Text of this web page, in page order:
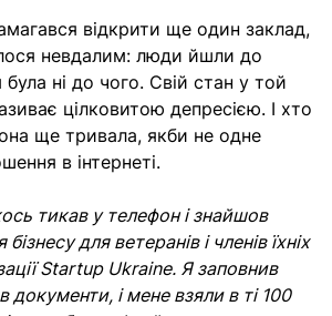
відкрити ще один заклад,
невдалим: люди йшли до
була ні до чого. Свій стан у той
цілковитою депресією. І хто
ще тривала, якби не одне
в інтернеті.
тикав у телефон і знайшов
для ветеранів і членів їхніх
Startup Ukraine. Я заповнив
документи, і мене взяли в ті 100